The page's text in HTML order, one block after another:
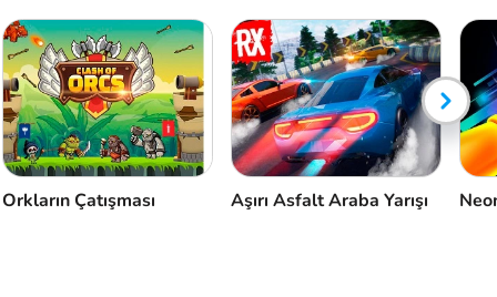
Orkların Çatışması Aşırı Asfalt Araba Yarışı